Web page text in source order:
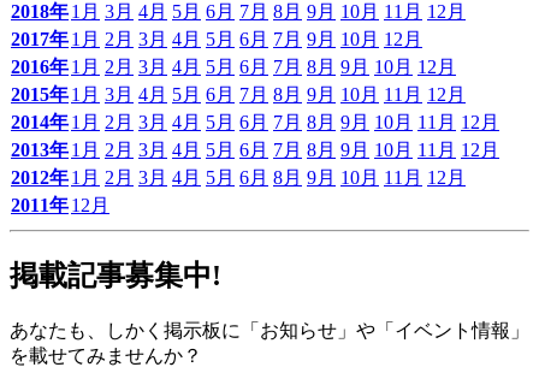
2018年1月 3月 4月 5月 6月 7月 8月 9月 10月 11月 12月
2017年1月 2月 3月 4月 5月 6月 7月 9月 10月 12月
2016年1月 2月 3月 4月 5月 6月 7月 8月 9月 10月 12月
2015年1月 3月 4月 5月 6月 7月 8月 9月 10月 11月 12月
2014年1月 2月 3月 4月 5月 6月 7月 8月 9月 10月 11月 12月
2013年1月 2月 3月 4月 5月 6月 7月 8月 9月 10月 11月 12月
2012年1月 2月 3月 4月 5月 6月 8月 9月 10月 11月 12月
2011年12月
掲載記事募集中!
あなたも、しかく掲示板に「お知らせ」や「イベント情報」
を載せてみませんか？